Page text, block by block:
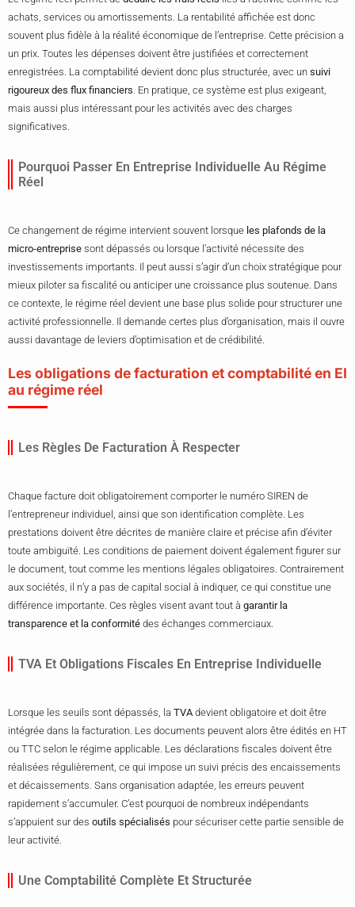
achats, services ou amortissements. La rentabilité affichée est donc
souvent plus fidèle à la réalité économique de l’entreprise. Cette précision a
un prix. Toutes les dépenses doivent être justifiées et correctement
enregistrées. La comptabilité devient donc plus structurée, avec un suivi
rigoureux des flux financiers. En pratique, ce système est plus exigeant,
mais aussi plus intéressant pour les activités avec des charges
significatives.
Pourquoi Passer En Entreprise Individuelle Au Régime
Réel
Ce changement de régime intervient souvent lorsque les plafonds de la
micro-entreprise sont dépassés ou lorsque l’activité nécessite des
investissements importants. Il peut aussi s’agir d’un choix stratégique pour
mieux piloter sa fiscalité ou anticiper une croissance plus soutenue. Dans
ce contexte, le régime réel devient une base plus solide pour structurer une
activité professionnelle. Il demande certes plus d’organisation, mais il ouvre
aussi davantage de leviers d’optimisation et de crédibilité.
Les obligations de facturation et comptabilité en EI
au régime réel
Les Règles De Facturation À Respecter
Chaque facture doit obligatoirement comporter le numéro SIREN de
l’entrepreneur individuel, ainsi que son identification complète. Les
prestations doivent être décrites de manière claire et précise afin d’éviter
toute ambiguïté. Les conditions de paiement doivent également figurer sur
le document, tout comme les mentions légales obligatoires. Contrairement
aux sociétés, il n’y a pas de capital social à indiquer, ce qui constitue une
différence importante. Ces règles visent avant tout à garantir la
transparence et la conformité des échanges commerciaux.
TVA Et Obligations Fiscales En Entreprise Individuelle
Lorsque les seuils sont dépassés, la TVAdevient obligatoire et doit être
intégrée dans la facturation. Les documents peuvent alors être édités en HT
ou TTC selon le régime applicable. Les déclarations fiscales doivent être
réalisées régulièrement, ce qui impose un suivi précis des encaissements
et décaissements. Sans organisation adaptée, les erreurs peuvent
rapidement s’accumuler. C’est pourquoi de nombreux indépendants
s’appuient sur des outils spécialisés pour sécuriser cette partie sensible de
leur activité.
Une Comptabilité Complète Et Structurée